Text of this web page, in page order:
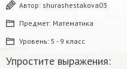
Автор: shurashestakova03
Предмет: Математика
Уровень: 5 - 9 класс
Упростите выражения: